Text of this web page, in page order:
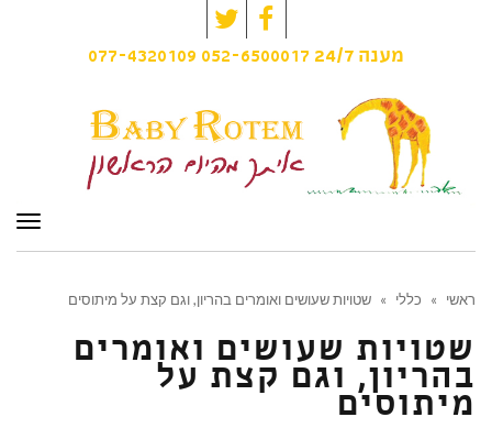
Facebook
Twitter
מענה 077-4320109 052-6500017 24/7
ראשי » כללי » שטויות שעושים ואומרים בהריון, וגם קצת על מיתוסים
שטויות שעושים ואומרים
בהריון, וגם קצת על
מיתוסים